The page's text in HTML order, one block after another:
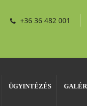
+36 36 482 001
ÜGYINTÉZÉS